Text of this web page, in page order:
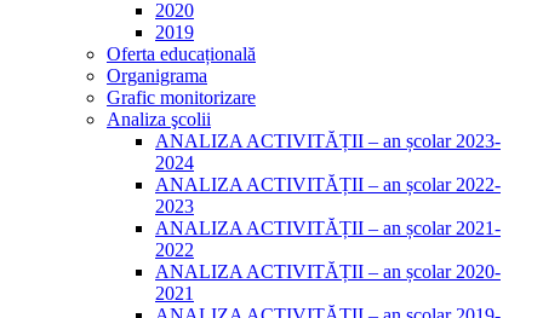
2020
2019
Oferta educațională
Organigrama
Grafic monitorizare
Analiza şcolii
ANALIZA ACTIVITĂȚII – an școlar 2023-
2024
ANALIZA ACTIVITĂȚII – an școlar 2022-
2023
ANALIZA ACTIVITĂȚII – an școlar 2021-
2022
ANALIZA ACTIVITĂȚII – an școlar 2020-
2021